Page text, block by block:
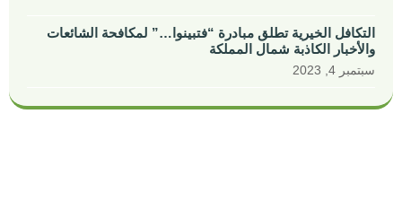
التكافل الخيرية تطلق مبادرة “فتبينوا…” لمكافحة الشائعات
والأخبار الكاذبة شمال المملكة
سبتمبر 4, 2023